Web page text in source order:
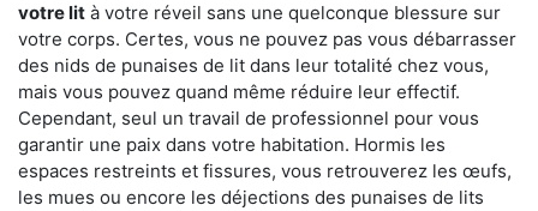
votre lit à votre réveil sans une quelconque blessure sur
votre corps. Certes, vous ne pouvez pas vous débarrasser
des nids de punaises de lit dans leur totalité chez vous,
mais vous pouvez quand même réduire leur effectif.
Cependant, seul un travail de professionnel pour vous
garantir une paix dans votre habitation. Hormis les
espaces restreints et fissures, vous retrouverez les œufs,
les mues ou encore les déjections des punaises de lits